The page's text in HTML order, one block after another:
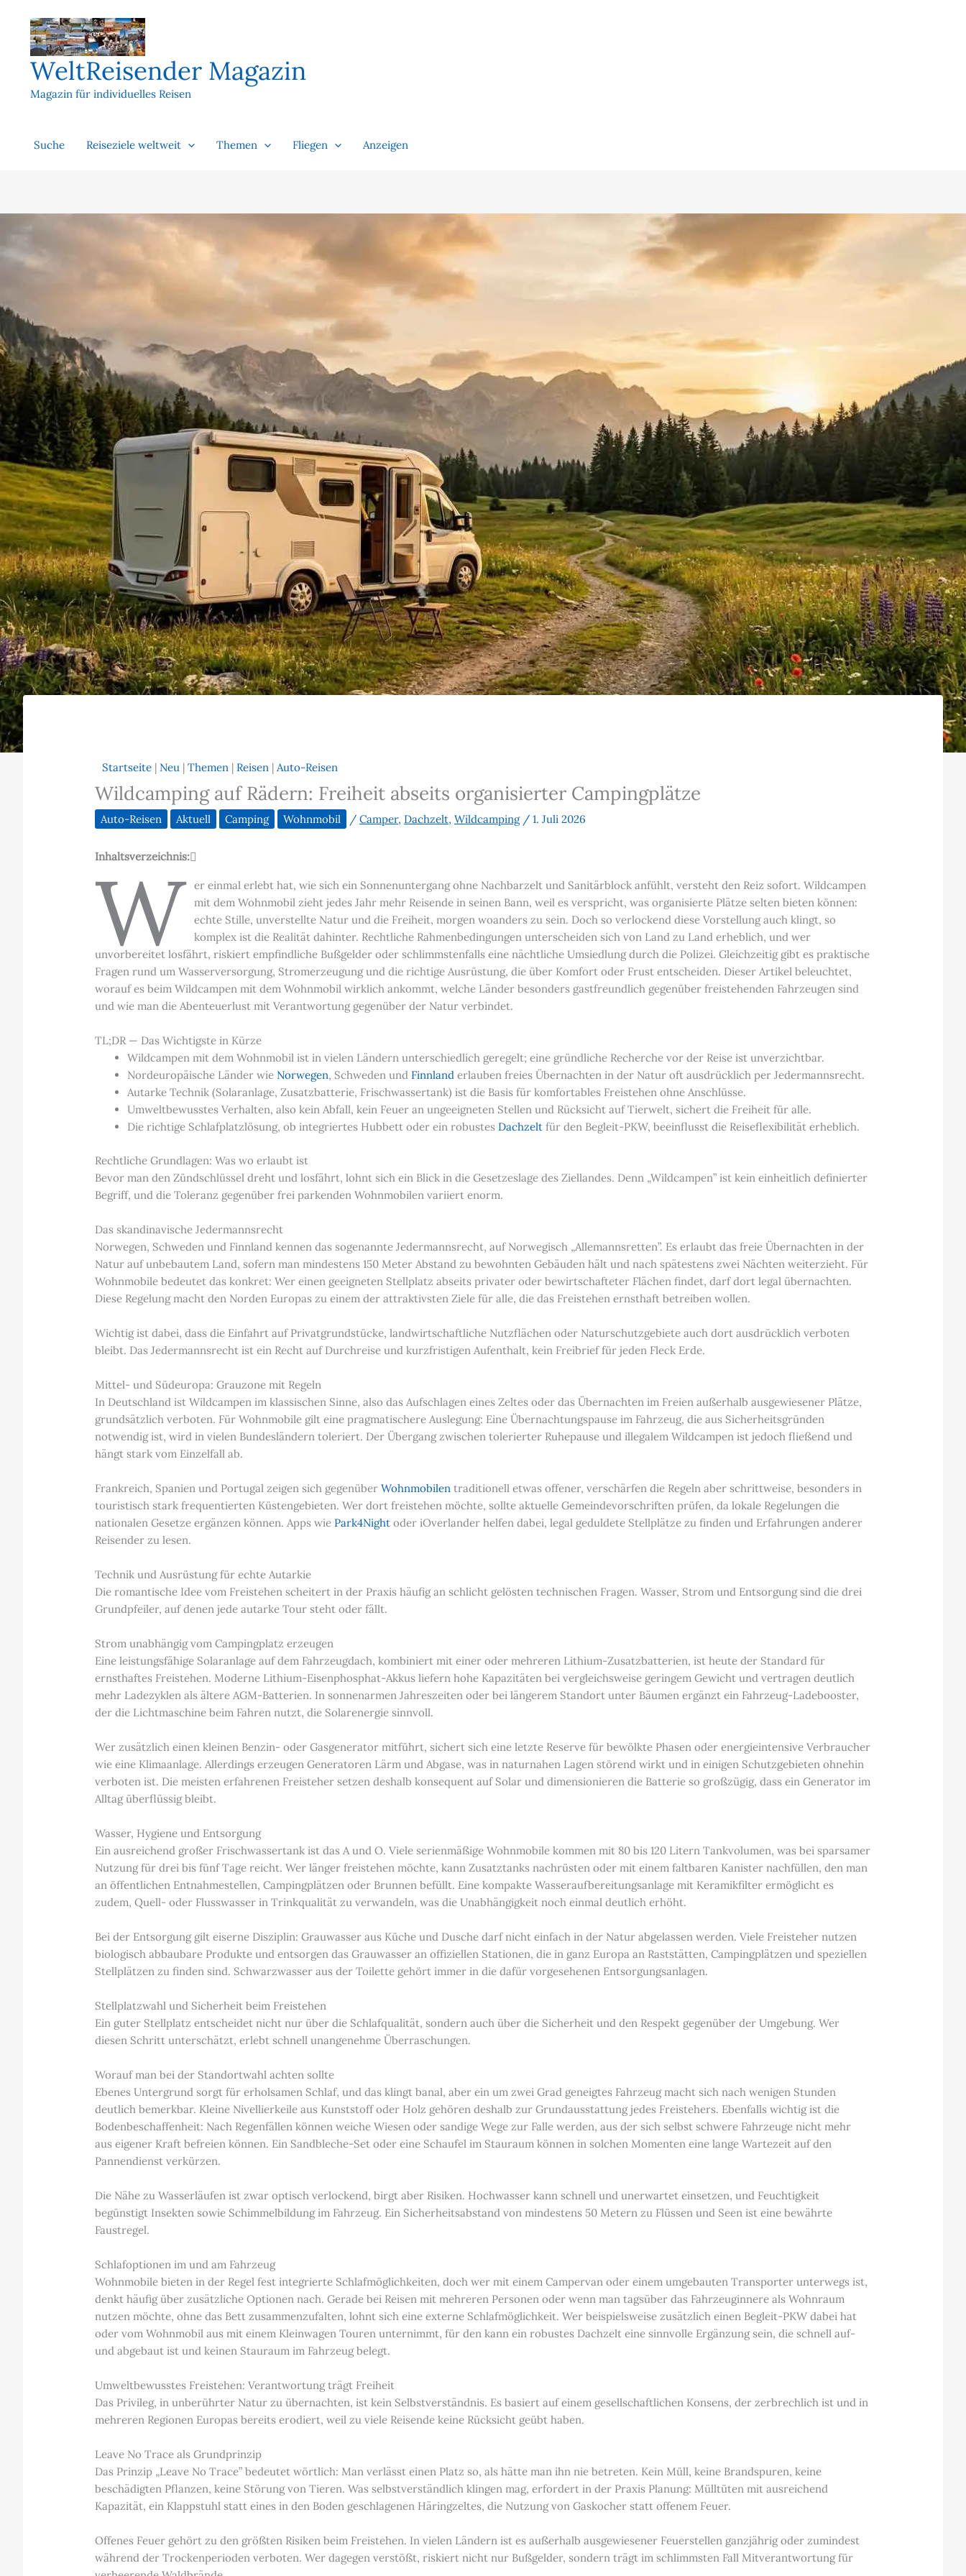
springen
WeltReisender Magazin
Magazin für individuelles Reisen
Suche Reiseziele weltweit Themen Fliegen Anzeigen
Startseite | Neu |Themen | Reisen |Auto-Reisen
Wildcamping auf Rädern: Freiheit abseits organisierter Campingplätze
Auto-Reisen Aktuell Camping Wohnmobil /Camper, Dachzelt,Wildcamping/1. Juli 2026
Inhaltsverzeichnis:
W
er einmal erlebt hat, wie sich ein Sonnenuntergang ohne Nachbarzelt und Sanitärblock anfühlt, versteht den Reiz sofort. Wildcampen
mit dem Wohnmobil zieht jedes Jahr mehr Reisende in seinen Bann, weil es verspricht, was organisierte Plätze selten bieten können:
echte Stille, unverstellte Natur und die Freiheit, morgen woanders zu sein. Doch so verlockend diese Vorstellung auch klingt, so
komplex ist die Realität dahinter. Rechtliche Rahmenbedingungen unterscheiden sich von Land zu Land erheblich, und wer
unvorbereitet losfährt, riskiert empfindliche Bußgelder oder schlimmstenfalls eine nächtliche Umsiedlung durch die Polizei. Gleichzeitig gibt es praktische
Fragen rund um Wasserversorgung, Stromerzeugung und die richtige Ausrüstung, die über Komfort oder Frust entscheiden. Dieser Artikel beleuchtet,
worauf es beim Wildcampen mit dem Wohnmobil wirklich ankommt, welche Länder besonders gastfreundlich gegenüber freistehenden Fahrzeugen sind
und wie man die Abenteuerlust mit Verantwortung gegenüber der Natur verbindet.
TL;DR — Das Wichtigste in Kürze
Wildcampen mit dem Wohnmobil ist in vielen Ländern unterschiedlich geregelt; eine gründliche Recherche vor der Reise ist unverzichtbar.
Nordeuropäische Länder wie Norwegen, Schweden und Finnland erlauben freies Übernachten in der Natur oft ausdrücklich per Jedermannsrecht.
Autarke Technik (Solaranlage, Zusatzbatterie, Frischwassertank) ist die Basis für komfortables Freistehen ohne Anschlüsse.
Umweltbewusstes Verhalten, also kein Abfall, kein Feuer an ungeeigneten Stellen und Rücksicht auf Tierwelt, sichert die Freiheit für alle.
Die richtige Schlafplatzlösung, ob integriertes Hubbett oder ein robustes Dachzelt für den Begleit-PKW, beeinflusst die Reiseflexibilität erheblich.
Rechtliche Grundlagen: Was wo erlaubt ist
Bevor man den Zündschlüssel dreht und losfährt, lohnt sich ein Blick in die Gesetzeslage des Ziellandes. Denn „Wildcampen” ist kein einheitlich definierter
Begriff, und die Toleranz gegenüber frei parkenden Wohnmobilen variiert enorm.
Das skandinavische Jedermannsrecht
Norwegen, Schweden und Finnland kennen das sogenannte Jedermannsrecht, auf Norwegisch „Allemannsretten”. Es erlaubt das freie Übernachten in der
Natur auf unbebautem Land, sofern man mindestens 150 Meter Abstand zu bewohnten Gebäuden hält und nach spätestens zwei Nächten weiterzieht. Für
Wohnmobile bedeutet das konkret: Wer einen geeigneten Stellplatz abseits privater oder bewirtschafteter Flächen findet, darf dort legal übernachten.
Diese Regelung macht den Norden Europas zu einem der attraktivsten Ziele für alle, die das Freistehen ernsthaft betreiben wollen.
Wichtig ist dabei, dass die Einfahrt auf Privatgrundstücke, landwirtschaftliche Nutzflächen oder Naturschutzgebiete auch dort ausdrücklich verboten
bleibt. Das Jedermannsrecht ist ein Recht auf Durchreise und kurzfristigen Aufenthalt, kein Freibrief für jeden Fleck Erde.
Mittel- und Südeuropa: Grauzone mit Regeln
In Deutschland ist Wildcampen im klassischen Sinne, also das Aufschlagen eines Zeltes oder das Übernachten im Freien außerhalb ausgewiesener Plätze,
grundsätzlich verboten. Für Wohnmobile gilt eine pragmatischere Auslegung: Eine Übernachtungspause im Fahrzeug, die aus Sicherheitsgründen
notwendig ist, wird in vielen Bundesländern toleriert. Der Übergang zwischen tolerierter Ruhepause und illegalem Wildcampen ist jedoch fließend und
hängt stark vom Einzelfall ab.
Frankreich, Spanien und Portugal zeigen sich gegenüberWohnmobilen traditionell etwas offener, verschärfen die Regeln aber schrittweise, besonders in
touristisch stark frequentierten Küstengebieten. Wer dort freistehen möchte, sollte aktuelle Gemeindevorschriften prüfen, da lokale Regelungen die
nationalen Gesetze ergänzen können. Apps wie Park4Night oder iOverlander helfen dabei, legal geduldete Stellplätze zu finden und Erfahrungen anderer
Reisender zu lesen.
Technik und Ausrüstung für echte Autarkie
Die romantische Idee vom Freistehen scheitert in der Praxis häufig an schlicht gelösten technischen Fragen. Wasser, Strom und Entsorgung sind die drei
Grundpfeiler, auf denen jede autarke Tour steht oder fällt.
Strom unabhängig vom Campingplatz erzeugen
Eine leistungsfähige Solaranlage auf dem Fahrzeugdach, kombiniert mit einer oder mehreren Lithium-Zusatzbatterien, ist heute der Standard für
ernsthaftes Freistehen. Moderne Lithium-Eisenphosphat-Akkus liefern hohe Kapazitäten bei vergleichsweise geringem Gewicht und vertragen deutlich
mehr Ladezyklen als ältere AGM-Batterien. In sonnenarmen Jahreszeiten oder bei längerem Standort unter Bäumen ergänzt ein Fahrzeug-Ladebooster,
der die Lichtmaschine beim Fahren nutzt, die Solarenergie sinnvoll.
Wer zusätzlich einen kleinen Benzin- oder Gasgenerator mitführt, sichert sich eine letzte Reserve für bewölkte Phasen oder energieintensive Verbraucher
wie eine Klimaanlage. Allerdings erzeugen Generatoren Lärm und Abgase, was in naturnahen Lagen störend wirkt und in einigen Schutzgebieten ohnehin
verboten ist. Die meisten erfahrenen Freisteher setzen deshalb konsequent auf Solar und dimensionieren die Batterie so großzügig, dass ein Generator im
Alltag überflüssig bleibt.
Wasser, Hygiene und Entsorgung
Ein ausreichend großer Frischwassertank ist das A und O. Viele serienmäßige Wohnmobile kommen mit 80 bis 120 Litern Tankvolumen, was bei sparsamer
Nutzung für drei bis fünf Tage reicht. Wer länger freistehen möchte, kann Zusatztanks nachrüsten oder mit einem faltbaren Kanister nachfüllen, den man
an öffentlichen Entnahmestellen, Campingplätzen oder Brunnen befüllt. Eine kompakte Wasseraufbereitungsanlage mit Keramikfilter ermöglicht es
zudem, Quell- oder Flusswasser in Trinkqualität zu verwandeln, was die Unabhängigkeit noch einmal deutlich erhöht.
Bei der Entsorgung gilt eiserne Disziplin: Grauwasser aus Küche und Dusche darf nicht einfach in der Natur abgelassen werden. Viele Freisteher nutzen
biologisch abbaubare Produkte und entsorgen das Grauwasser an offiziellen Stationen, die in ganz Europa an Raststätten, Campingplätzen und speziellen
Stellplätzen zu finden sind. Schwarzwasser aus der Toilette gehört immer in die dafür vorgesehenen Entsorgungsanlagen.
Stellplatzwahl und Sicherheit beim Freistehen
Ein guter Stellplatz entscheidet nicht nur über die Schlafqualität, sondern auch über die Sicherheit und den Respekt gegenüber der Umgebung. Wer
diesen Schritt unterschätzt, erlebt schnell unangenehme Überraschungen.
Worauf man bei der Standortwahl achten sollte
Ebenes Untergrund sorgt für erholsamen Schlaf, und das klingt banal, aber ein um zwei Grad geneigtes Fahrzeug macht sich nach wenigen Stunden
deutlich bemerkbar. Kleine Nivellierkeile aus Kunststoff oder Holz gehören deshalb zur Grundausstattung jedes Freistehers. Ebenfalls wichtig ist die
Bodenbeschaffenheit: Nach Regenfällen können weiche Wiesen oder sandige Wege zur Falle werden, aus der sich selbst schwere Fahrzeuge nicht mehr
aus eigener Kraft befreien können. Ein Sandbleche-Set oder eine Schaufel im Stauraum können in solchen Momenten eine lange Wartezeit auf den
Pannendienst verkürzen.
Die Nähe zu Wasserläufen ist zwar optisch verlockend, birgt aber Risiken. Hochwasser kann schnell und unerwartet einsetzen, und Feuchtigkeit
begünstigt Insekten sowie Schimmelbildung im Fahrzeug. Ein Sicherheitsabstand von mindestens 50 Metern zu Flüssen und Seen ist eine bewährte
Faustregel.
Schlafoptionen im und am Fahrzeug
Wohnmobile bieten in der Regel fest integrierte Schlafmöglichkeiten, doch wer mit einem Campervan oder einem umgebauten Transporter unterwegs ist,
denkt häufig über zusätzliche Optionen nach. Gerade bei Reisen mit mehreren Personen oder wenn man tagsüber das Fahrzeuginnere als Wohnraum
nutzen möchte, ohne das Bett zusammenzufalten, lohnt sich eine externe Schlafmöglichkeit. Wer beispielsweise zusätzlich einen Begleit-PKW dabei hat
oder vom Wohnmobil aus mit einem Kleinwagen Touren unternimmt, für den kann ein robustes Dachzelt eine sinnvolle Ergänzung sein, die schnell auf-
und abgebaut ist und keinen Stauraum im Fahrzeug belegt.
Umweltbewusstes Freistehen: Verantwortung trägt Freiheit
Das Privileg, in unberührter Natur zu übernachten, ist kein Selbstverständnis. Es basiert auf einem gesellschaftlichen Konsens, der zerbrechlich ist und in
mehreren Regionen Europas bereits erodiert, weil zu viele Reisende keine Rücksicht geübt haben.
Leave No Trace als Grundprinzip
Das Prinzip „Leave No Trace” bedeutet wörtlich: Man verlässt einen Platz so, als hätte man ihn nie betreten. Kein Müll, keine Brandspuren, keine
beschädigten Pflanzen, keine Störung von Tieren. Was selbstverständlich klingen mag, erfordert in der Praxis Planung: Mülltüten mit ausreichend
Kapazität, ein Klappstuhl statt eines in den Boden geschlagenen Häringzeltes, die Nutzung von Gaskocher statt offenem Feuer.
Offenes Feuer gehört zu den größten Risiken beim Freistehen. In vielen Ländern ist es außerhalb ausgewiesener Feuerstellen ganzjährig oder zumindest
während der Trockenperioden verboten. Wer dagegen verstößt, riskiert nicht nur Bußgelder, sondern trägt im schlimmsten Fall Mitverantwortung für